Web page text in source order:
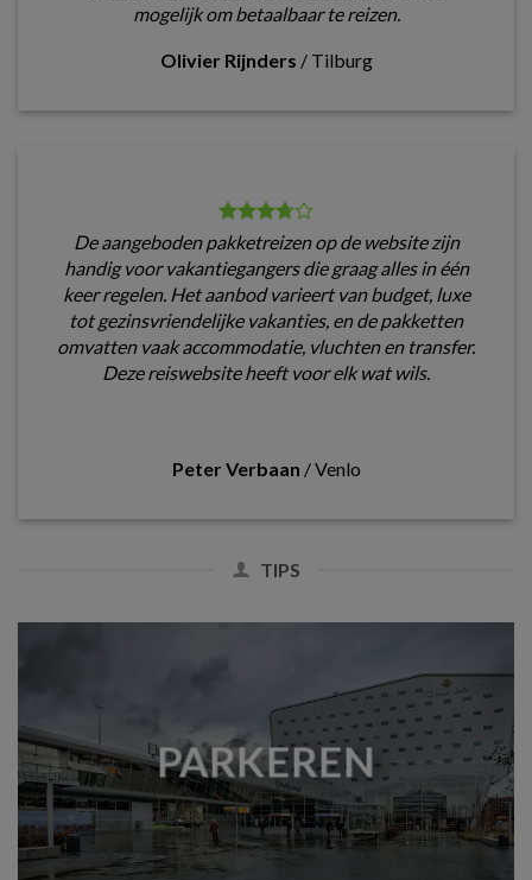
mogelijk om betaalbaar te reizen.
Olivier Rijnders / Tilburg
De aangeboden pakketreizen op de website zijn
handig voor vakantiegangers die graag alles in één
keer regelen. Het aanbod varieert van budget, luxe
tot gezinsvriendelijke vakanties, en de pakketten
omvatten vaak accommodatie, vluchten en transfer.
Deze reiswebsite heeft voor elk wat wils.
Peter Verbaan /Venlo
TIPS
PARKEREN